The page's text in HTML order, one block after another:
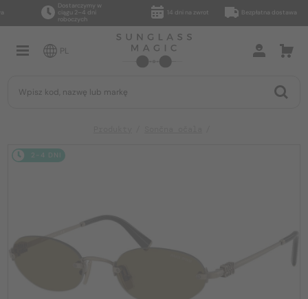
Dostarczymy w
ciągu 2–4 dni
roboczych
14 dni na zwrot Bezpłatna dostawa
PL
2-4 DNI